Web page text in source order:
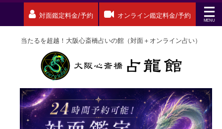
対面鑑定料金/予約 オンライン鑑定料金/予約
当たるを超越！大阪心斎橋占いの館（対面＋オンライン占い）